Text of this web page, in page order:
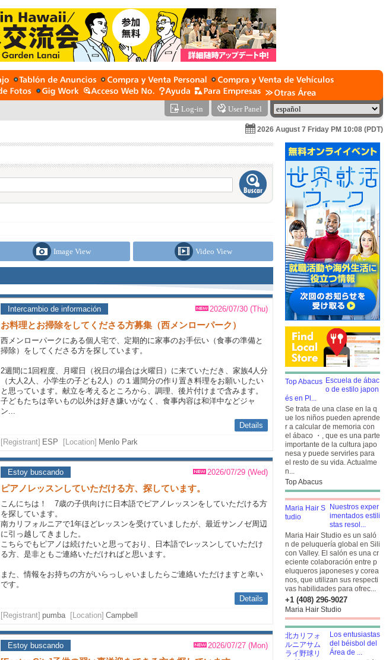
Log-in User Panel
2026 August 7 Friday PM 10:08 (PDT)
Image View Video View
Intercambio de información 2026/07/30 (Thu)
お料理とお掃除をしてくださる方募集（西メンローパーク）
西メンローパークにある個人宅で、定期的に家事のお手伝い（食事の準備と
掃除）をしてくださる方を探しています。
2週間に1回程度、月曜日（祝日の場合は火曜日）に来ていただき、家族4人分
（大人2人、小学生の子ども2人）の１週間分の作り置き料理をお願いしたい
と思っています。献立を考えるところから、調理、後片付けまで含みます。
子どもたちは辛いもの以外は好き嫌いがなく、食事内容は和洋中などジャ
ン...
Details
[Registrant] ESP [Location] Menlo Park
Estoy buscando 2026/07/29 (Wed)
ピアノレッスンしていただける方、探しています。
こんにちは！ 7歳の子供向けに日本語でピアノレッスンをしていただける方
を探しています。
南カリフォルニアで1年ほどレッスンを受けていましたが、最近サンノゼ周辺
に引っ越してきました。
こちらでもピアノは続けたいと思っており、日本語でレッスンしていただけ
る方、是非ともご連絡いただければと思います。
また、情報をお持ちの方がいらっしゃいましたらご連絡いただけますと幸い
です。
Details
[Registrant] pumba [Location] Campbell
Estoy buscando 2026/07/27 (Mon)
Escuela de ábac
o de estilo japon
és en Pl...
Se trata de una clase en la q
ue los niños pueden aprende
r a calcular de memoria con
el ábaco ・, que es una parte
importante de la cultura japo
nesa y puede servirles para
el resto de su vida. Actualme
n...
Top Abacus
Nuestros exper
imentados estili
stas resol...
Maria Hair Studio es un saló
n de peluquería global en Sili
con Valley. El salón es una cr
eciente colaboración entre p
eluqueros japoneses y corea
nos, que utilizan sus respecti
vas habilidades para ofrec...
+1 (408) 296-9027
Maria Hair Studio
Los entusiastas
del béisbol del
Área de ...